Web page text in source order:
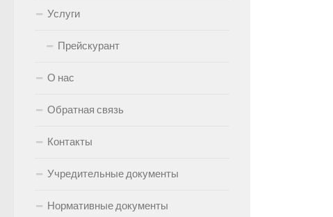
Услуги
Прейскурант
О нас
Обратная связь
Контакты
Учредительные документы
Нормативные документы